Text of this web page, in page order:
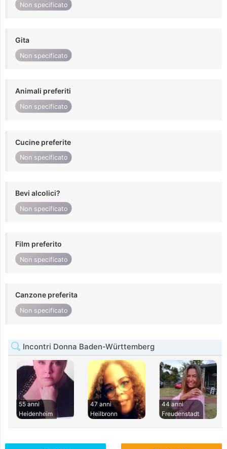
Non specificato
Gita
Non specificato
Animali preferiti
Non specificato
Cucine preferite
Non specificato
Bevi alcolici?
Non specificato
Film preferito
Non specificato
Canzone preferita
Non specificato
Incontri Donna Baden-Württemberg
55 anni
Heidenheim
47 anni
Heilbronn
44 anni
Freudenstadt